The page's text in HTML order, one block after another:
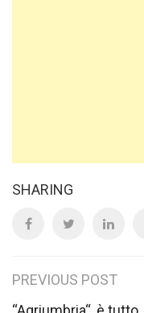
SHARING
Post
PREVIOUS POST